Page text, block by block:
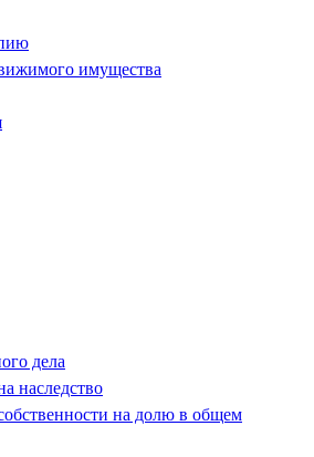
имущества
дела
наследство
на долю в общем